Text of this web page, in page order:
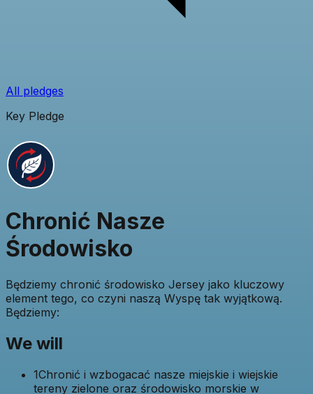
All pledges
Key Pledge
Chronić Nasze
Środowisko
Będziemy chronić środowisko Jersey jako kluczowy
element tego, co czyni naszą Wyspę tak wyjątkową.
Będziemy:
We will
1Chronić i wzbogacać nasze miejskie i wiejskie
tereny zielone oraz środowisko morskie w